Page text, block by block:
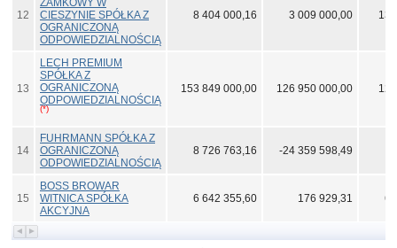
12
ZAMKOWY W
CIESZYNIE SPÓŁKA Z
OGRANICZONĄ
ODPOWIEDZIALNOŚCIĄ
8 404 000,16 3 009 000,00 13
13
LECH PREMIUM
SPÓŁKA Z
OGRANICZONĄ
ODPOWIEDZIALNOŚCIĄ
(*)
153 849 000,00 126 950 000,00 12
14
FUHRMANN SPÓŁKA Z
OGRANICZONĄ
ODPOWIEDZIALNOŚCIĄ
8 726 763,16 -24 359 598,49
15
BOSS BROWAR
WITNICA SPÓŁKA
AKCYJNA
6 642 355,60 176 929,31 6